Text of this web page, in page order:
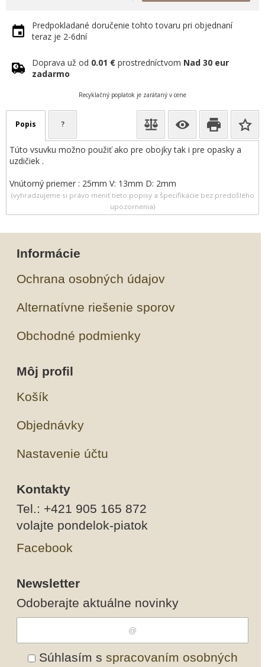
Predpokladané doručenie tohto tovaru pri objednaní
teraz je 2-6dní
Doprava už od 0.01 € prostredníctvom Nad 30 eur
zadarmo
Recyklačný poplatok je zarátaný v cene
Popis ?
Túto vsuvku možno použiť ako pre obojky tak i pre opasky a
uzdičiek .
Vnútorný priemer : 25mm V: 13mm D: 2mm
(vyhradzujeme si právo meniť tieto popisy a špecifikácie bez predošlého
upozornenia)
Informácie
Ochrana osobných údajov
Alternatívne riešenie sporov
Obchodné podmienky
Môj profil
Košík
Objednávky
Nastavenie účtu
Kontakty
Tel.: +421 905 165 872
volajte pondelok-piatok
Facebook
Newsletter
Odoberajte aktuálne novinky
Súhlasím s spracovaním osobných